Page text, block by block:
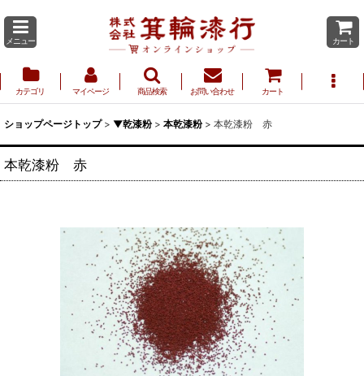
メニュー カート
カテゴリ マイページ 商品検索 お問い合わせ カート
ショップページトップ > ▼乾漆粉 > 本乾漆粉 > 本乾漆粉 赤
本乾漆粉 赤